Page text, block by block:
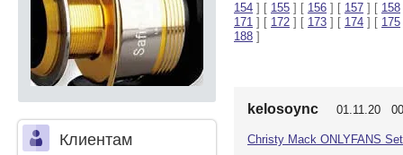
Клиентам
154 ] [ 155 ] [ 156 ] [ 157 ] [ 158
171 ] [ 172 ] [ 173 ] [ 174 ] [ 175
188 ]
kelosoync 01.11.20
Christy Mack ONLYFANS